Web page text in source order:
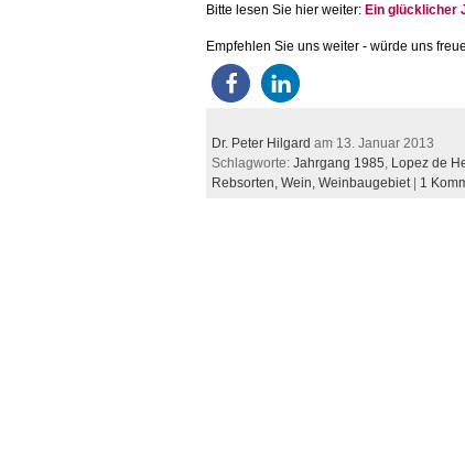
Bitte lesen Sie hier weiter: Ein glücklicher
Empfehlen Sie uns weiter - würde uns
Dr. Peter Hilgard am 13. Januar 2013
Schlagworte: Jahrgang 1985, Lopez de
Rebsorten, Wein, Weinbaugebiet| 1